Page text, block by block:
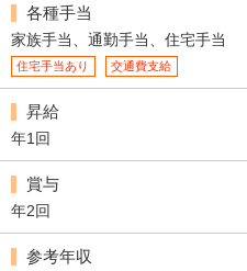
各種手当
家族手当、通勤手当、住宅手当
住宅手当あり 交通費支給
昇給
年1回
賞与
年2回
参考年収